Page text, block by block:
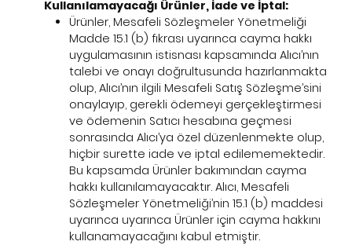
Kullanılamayacağı Ürünler, İade ve İptal:
Ürünler, Mesafeli Sözleşmeler Yönetmeliği
Madde 15.1 (b) fıkrası uyarınca cayma hakkı
uygulamasının istisnası kapsamında Alıcı’nın
talebi ve onayı doğrultusunda hazırlanmakta
olup, Alıcı’nın ilgili Mesafeli Satış Sözleşme’sini
onaylayıp, gerekli ödemeyi gerçekleştirmesi
ve ödemenin Satıcı hesabına geçmesi
sonrasında Alıcı’ya özel düzenlenmekte olup,
hiçbir surette iade ve iptal edilememektedir.
Bu kapsamda Ürünler bakımından cayma
hakkı kullanılamayacaktır. Alıcı, Mesafeli
Sözleşmeler Yönetmeliği’nin 15.1 (b) maddesi
uyarınca uyarınca Ürünler için cayma hakkını
kullanamayacağını kabul etmiştir.